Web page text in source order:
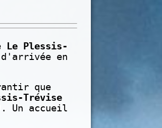
Le Plessis-
en
que
Trévise
. Un accueil